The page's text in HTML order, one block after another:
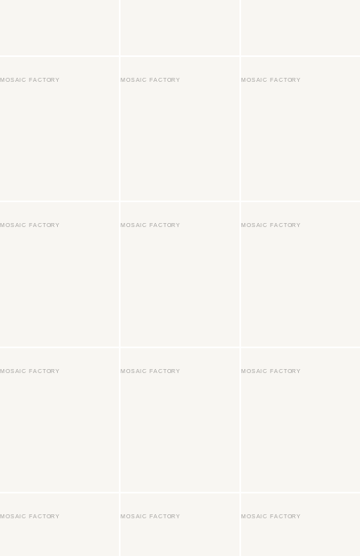
MOSAIC FACTORY MOSAIC FACTORY MOSAIC FACTORY
MOSAIC FACTORY MOSAIC FACTORY MOSAIC FACTORY
MOSAIC FACTORY MOSAIC FACTORY MOSAIC FACTORY
MOSAIC FACTORY MOSAIC FACTORY MOSAIC FACTORY